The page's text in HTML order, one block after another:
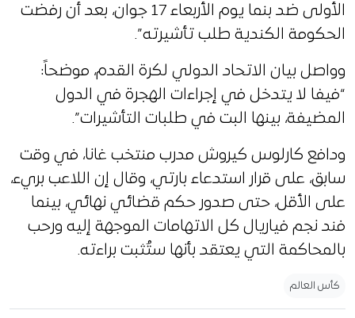
‌الأولى ضد بنما يوم الأربعاء ⁠17 جوان، ⁠بعد أن رفضت
الحكومة الكندية طلب تأشيرته”.
وواصل بيان الاتحاد الدولي لكرة القدم، موضحاً:
“فيفا لا يتدخل في إجراءات الهجرة في الدول
المضيفة، ​بينها البت ​في طلبات التأشيرات”.
ودافع كارلوس كيروش مدرب منتخب غانا، في وقت
سابق، على قرار استدعاء بارتي، وقال إن اللاعب بريء،
على الأقل، حتى صدور حكم قضائي نهائي، بينما
فند نجم فياريال كل الاتهامات الموجهة إليه ورحب
بالمحاكمة التي يعتقد بأنها ستُثبت براءته.
كأس العالم